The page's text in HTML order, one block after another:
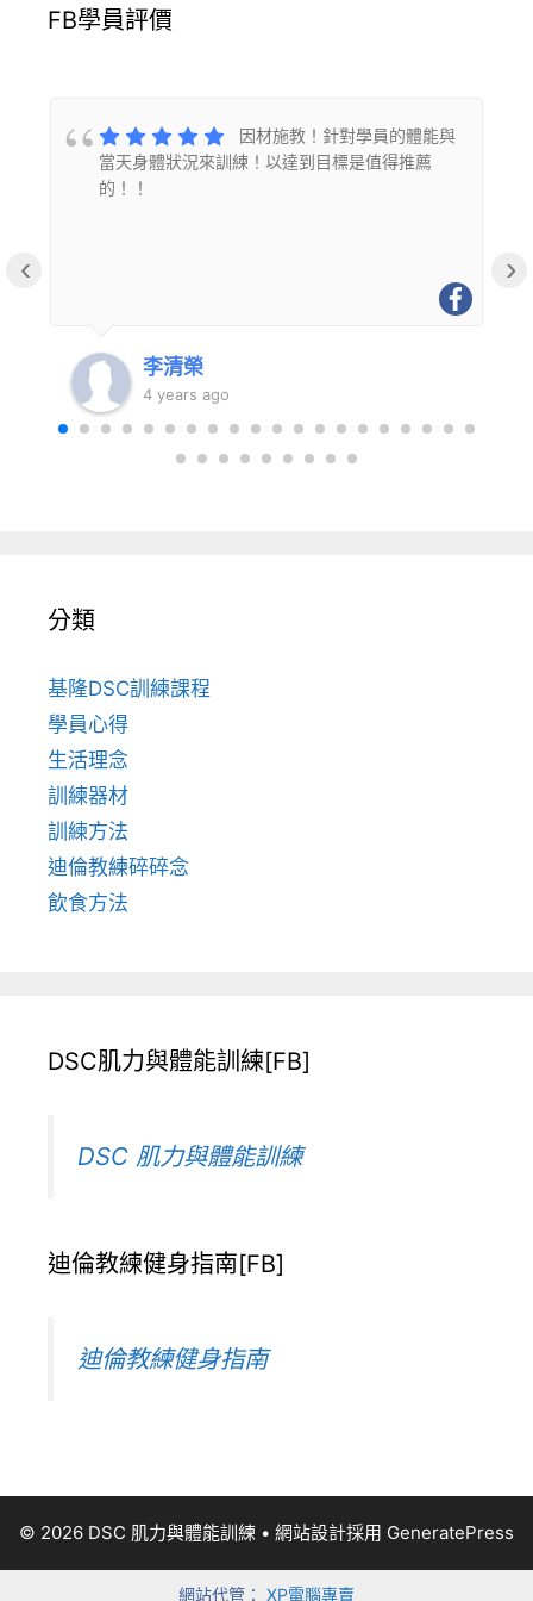
FB學員評價
因材施教！針對學員的體能與
當天身體狀況來訓練！以達到目標是值得推薦
的！！
李清榮
4 years ago
‹ ›
分類
基隆DSC訓練課程
學員心得
生活理念
訓練器材
訓練方法
迪倫教練碎碎念
飲食方法
DSC肌力與體能訓練[FB]
DSC 肌力與體能訓練
迪倫教練健身指南[FB]
迪倫教練健身指南
© 2026 DSC 肌力與體能訓練 • 網站設計採用 GeneratePress
網站代管： XP電腦專賣